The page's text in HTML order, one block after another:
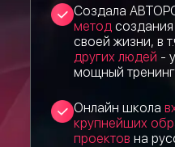
Создала
метод
своей жизни, в
других людей -
мощный
Онлайн школа
крупнейших
проектов на